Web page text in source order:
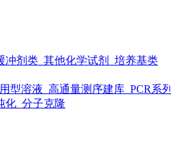
剂类 其他化学试剂 培养基类
型溶液 高通量测序建库 PCR系列
化 分子克隆